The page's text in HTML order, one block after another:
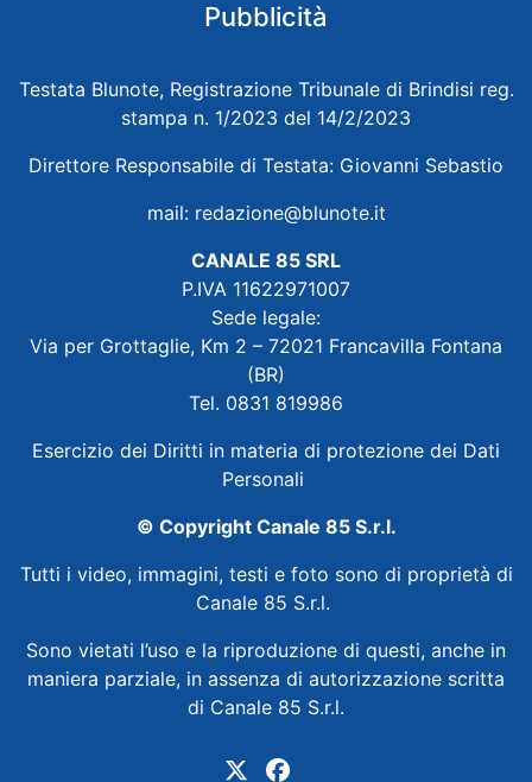
Pubblicità
Testata Blunote, Registrazione Tribunale di Brindisi reg.
stampa n. 1/2023 del 14/2/2023
Direttore Responsabile di Testata: Giovanni Sebastio
mail: redazione@blunote.it
CANALE 85 SRL
P.IVA 11622971007
Sede legale:
Via per Grottaglie, Km 2 – 72021 Francavilla Fontana
(BR)
Tel. 0831 819986
Esercizio dei Diritti in materia di protezione dei Dati
Personali
© Copyright Canale 85 S.r.l.
Tutti i video, immagini, testi e foto sono di proprietà di
Canale 85 S.r.l.
Sono vietati l’uso e la riproduzione di questi, anche in
maniera parziale, in assenza di autorizzazione scritta
di Canale 85 S.r.l.